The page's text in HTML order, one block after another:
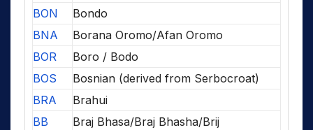
BON
Bondo
BNA
Borana Oromo/Afan Oromo
BOR
Boro / Bodo
BOS
Bosnian (derived from Serbocroat)
BRA
Brahui
BB
Braj Bhasa/Braj Bhasha/Brij